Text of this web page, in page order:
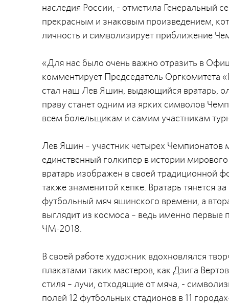
наследия России, - отметила Генеральный
прекрасным и знаковым произведением,
личность и символизирует приближение
«Для нас было очень важно отразить в
комментирует Председатель Оргкомитета
стал наш Лев Яшин, выдающийся вратарь,
праву станет одним из ярких символов
всем болельщикам и самим участникам
Лев Яшин – участник четырех Чемпионатов
единственный голкипер в истории
вратарь изображен в своей традиционной
также знаменитой кепке. Вратарь тянется
футбольный мяч яшинского времени, а
выглядит из космоса – ведь именно
ЧМ-2018.
В своей работе художник вдохновлялся
плакатами таких мастеров, как Дзига
стиля – лучи, отходящие от мяча, -
полей 12 футбольных стадионов в 11